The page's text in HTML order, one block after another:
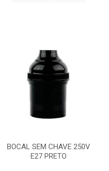
BOCAL SEM CHAVE 250V
E27 PRETO